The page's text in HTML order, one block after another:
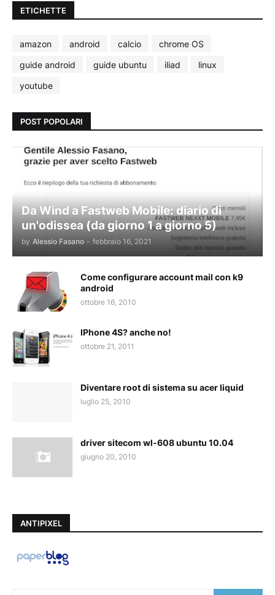
ETICHETTE
amazon android calcio
chrome OS
guide android
guide ubuntu iliad
linux
youtube
POST POPOLARI
Da Wind a Fastweb Mobile: diario di
un'odissea (da giorno 1 a giorno 5)
by Alessio Fasano - febbraio 16, 2021
Come configurare account mail con k9
android
ottobre 16, 2010
IPhone 4S? anche no!
ottobre 21, 2011
Diventare root di sistema su acer liquid
luglio 25, 2010
driver sitecom wl-608 ubuntu 10.04
giugno 20, 2010
ANTIPIXEL